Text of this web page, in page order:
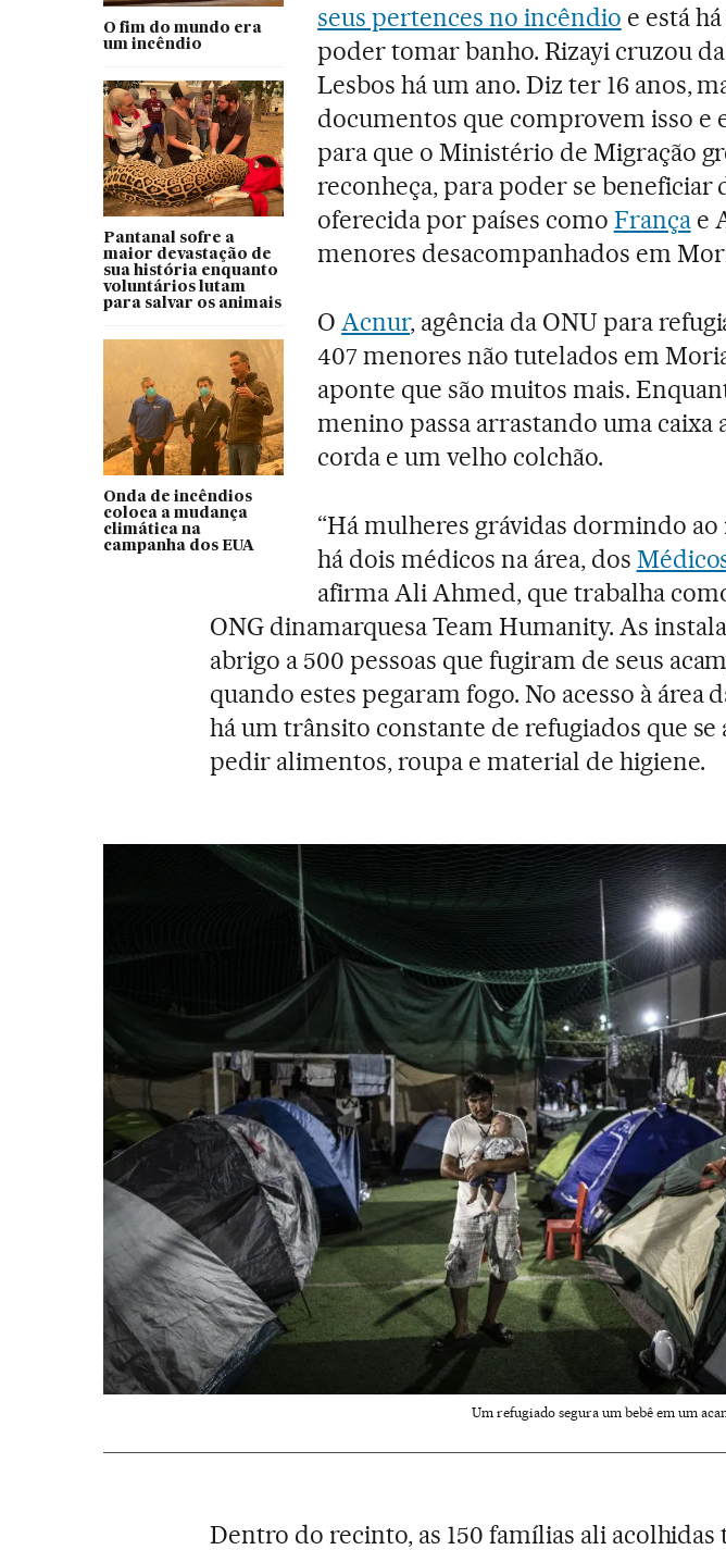
O fim do mundo era
um incêndio
Pantanal sofre a
maior devastação de
sua história enquanto
voluntários lutam
para salvar os animais
Onda de incêndios
coloca a mudança
climática na
campanha dos EUA
seus pertences no incêndio e está
poder tomar banho. Rizayi cruzou
Lesbos há um ano. Diz ter 16 anos,
documentos que comprovem isso e
para que o Ministério de Migração
reconheça, para poder se beneficiar
oferecida por países como Françae
menores desacompanhados em
O Acnur, agência da ONU para
407 menores não tutelados em
aponte que são muitos mais.
menino passa arrastando uma caixa
corda e um velho colchão.
“Há mulheres grávidas dormindo ao
há dois médicos na área, dos
afirma Ali Ahmed, que trabalha
ONG dinamarquesa Team Humanity. As
abrigo a 500 pessoas que fugiram de seus
quando estes pegaram fogo. No acesso à área
há um trânsito constante de refugiados que
pedir alimentos, roupa e material de higiene.
Um refugiado segura um bebê em um
Dentro do recinto, as 150 famílias ali